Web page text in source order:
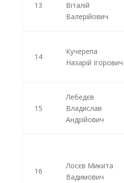
13
Віталій
Валерійович
14
Кучерепа
Назарій Ігорович
15
Лебедєв
Владислав
Андрійович
16
Лосєв Микита
Вадимович